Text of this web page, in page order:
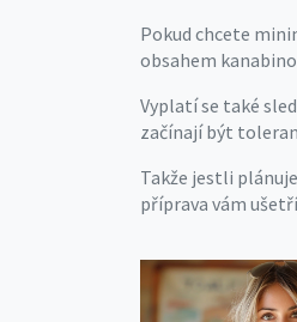
Pokud chcete
obsahem
Vyplatí se také
začínají být
Takže jestli
příprava vám